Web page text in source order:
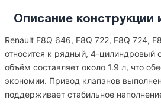
Описание конструкции
Renault F8Q 646, F8Q 722, F8Q 724,
относится к рядный, 4-цилиндровый
объём составляет около 1.9 л, что
экономии. Привод клапанов
поддерживает стабильное